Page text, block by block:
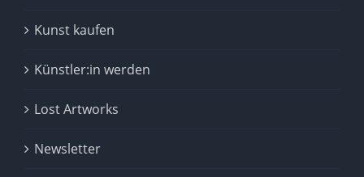
Kunst kaufen
Künstler:in werden
Lost Artworks
Newsletter